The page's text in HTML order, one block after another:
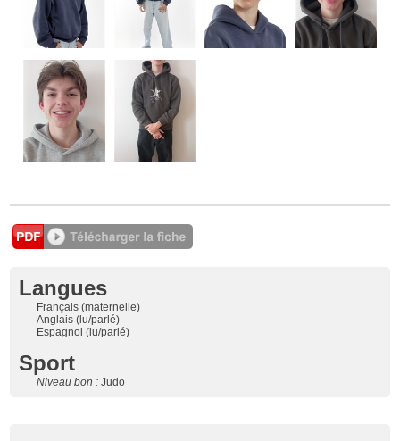
Langues
Français (maternelle)
Anglais (lu/parlé)
Espagnol (lu/parlé)
Sport
Niveau bon :Judo